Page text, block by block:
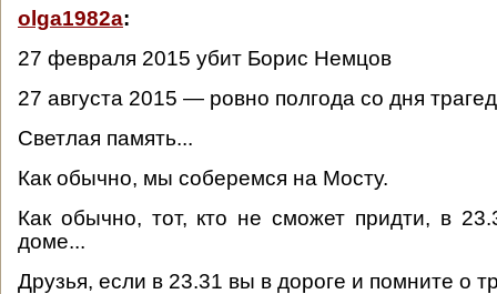
olga1982a:
27 февраля 2015 убит Борис Немцов
27 августа 2015 — ровно полгода со дня
Светлая память...
Как обычно, мы соберемся на Мосту.
Как обычно, тот, кто не сможет придти, в
доме...
Друзья, если в 23.31 вы в дороге и помните о